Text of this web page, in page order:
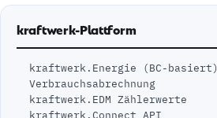
kraftwerk-Plattform
kraftwerk.Energie (BC-basiert)
Verbrauchsabrechnung
kraftwerk.EDM Zählerwerte
kraftwerk.Connect API